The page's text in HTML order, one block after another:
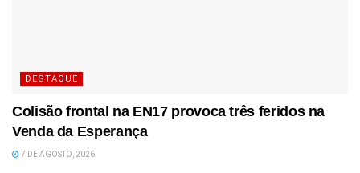
DESTAQUE
Colisão frontal na EN17 provoca três feridos na
Venda da Esperança
7 DE AGOSTO, 2026